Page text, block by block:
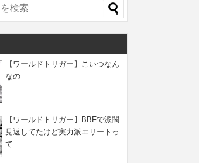
【ワールドトリガー】こいつなん
なの
【ワールドトリガー】BBFで派閥
見返してたけど実力派エリートっ
て